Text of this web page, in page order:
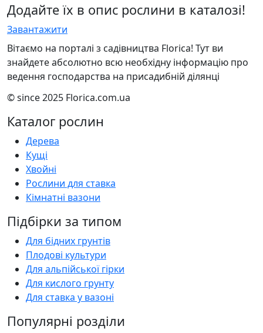
Додайте їх в опис рослини в каталозі!
Завантажити
Вітаємо на порталі з садівництва Florica! Тут ви
знайдете абсолютно всю необхідну інформацію про
ведення господарства на присадибній ділянці
© since 2025 Florica.com.ua
Каталог рослин
Дерева
Кущі
Хвойні
Рослини для ставка
Кімнатні вазони
Підбірки за типом
Для бідних грунтів
Плодові культури
Для альпійської гірки
Для кислого грунту
Для ставка у вазоні
Популярні розділи